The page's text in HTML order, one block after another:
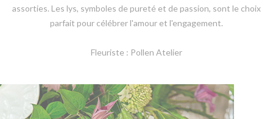
assorties. Les lys, symboles de pureté et de passion, sont le choix
parfait pour célébrer l'amour et l'engagement.
Fleuriste : Pollen Atelier